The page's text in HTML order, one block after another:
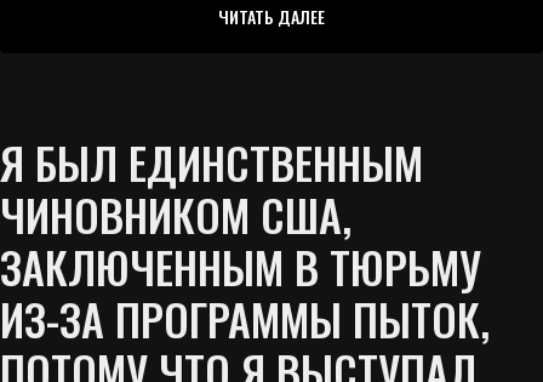
ЧИТАТЬ ДАЛЕЕ
Я БЫЛ ЕДИНСТВЕННЫМ
ЧИНОВНИКОМ США,
ЗАКЛЮЧЕННЫМ В ТЮРЬМУ
ИЗ-ЗА ПРОГРАММЫ ПЫТОК,